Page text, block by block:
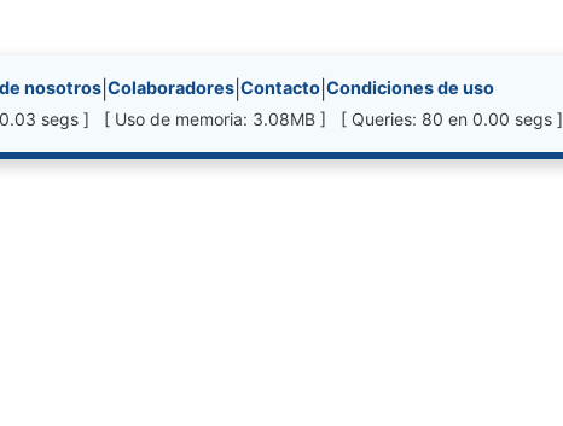
nosotros Colaboradores Contacto Condiciones de uso
segs ] [ Uso de memoria: 3.08MB ] [ Queries: 80 en 0.00 segs ]